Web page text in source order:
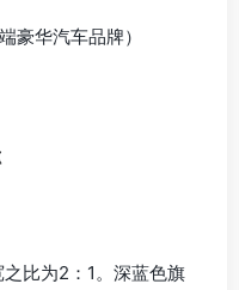
豪华汽车品牌）
比为2：1。深蓝色旗